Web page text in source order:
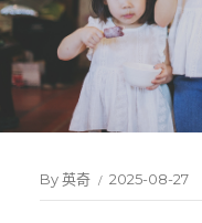
By英奇 2025-08-27